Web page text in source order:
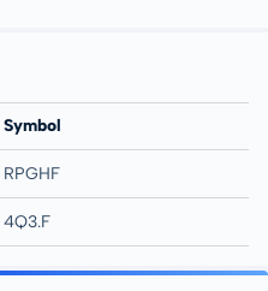
Symbol
RPGHF
4Q3.F